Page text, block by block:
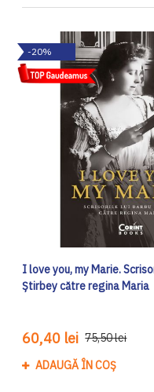
-20%
I love you, my Marie.
Știrbey către regina Maria
60,40 lei 75,50 lei
ADAUGĂ ÎN COȘ